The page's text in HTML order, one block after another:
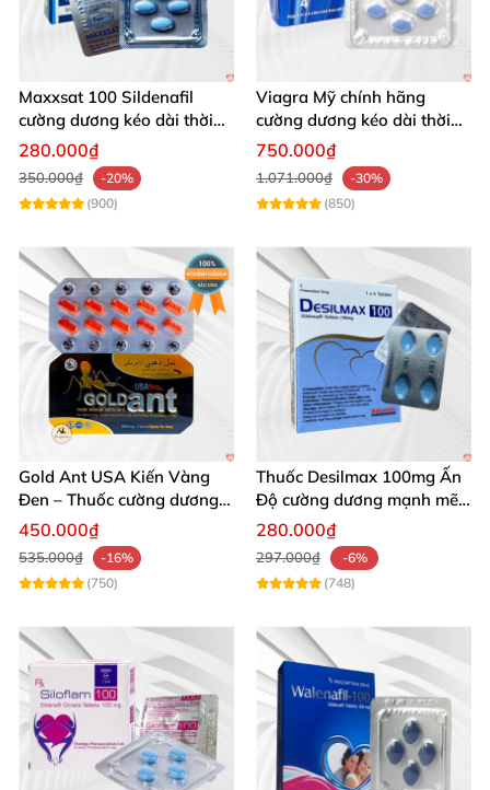
Maxxsat 100 Sildenafil
cường dương kéo dài thời
gian cho nam
280.000₫
350.000₫
-20%
(900)
Viagra Mỹ chính hãng
cường dương kéo dài thời
gian nhập khẩu
750.000₫
1.071.000₫
-30%
(850)
Gold Ant USA Kiến Vàng
Đen – Thuốc cường dương
tăng sinh lý nam mạnh
450.000₫
535.000₫
-16%
(750)
Thuốc Desilmax 100mg Ấn
Độ cường dương mạnh mẽ
tăng sinh lý phái mạnh
280.000₫
297.000₫
-6%
(748)